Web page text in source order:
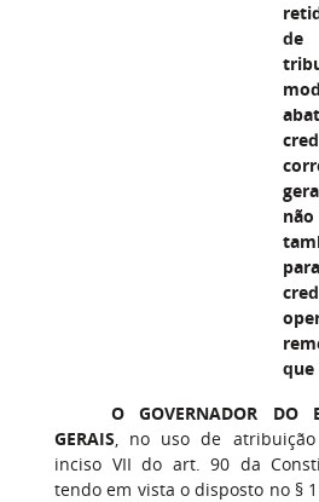
que
O GOVERNADOR DO
GERAIS, no uso de
inciso VII do art. 90 da
tendo em vista o disposto no §